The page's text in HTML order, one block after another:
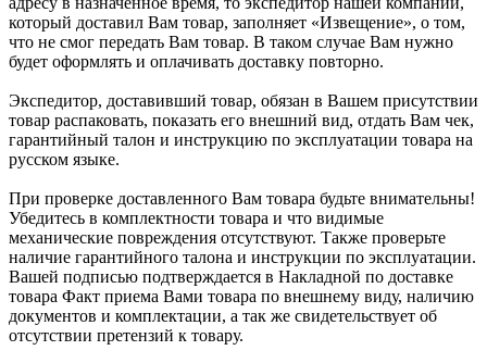
который доставил Вам товар, заполняет «Извещение», о том,
что не смог передать Вам товар. В таком случае Вам нужно
будет оформлять и оплачивать доставку повторно.
Экспедитор, доставивший товар, обязан в Вашем присутствии
товар распаковать, показать его внешний вид, отдать Вам чек,
гарантийный талон и инструкцию по эксплуатации товара на
русском языке.
При проверке доставленного Вам товара будьте внимательны!
Убедитесь в комплектности товара и что видимые
механические повреждения отсутствуют. Также проверьте
наличие гарантийного талона и инструкции по эксплуатации.
Вашей подписью подтверждается в Накладной по доставке
товара Факт приема Вами товара по внешнему виду, наличию
документов и комплектации, а так же свидетельствует об
отсутствии претензий к товару.